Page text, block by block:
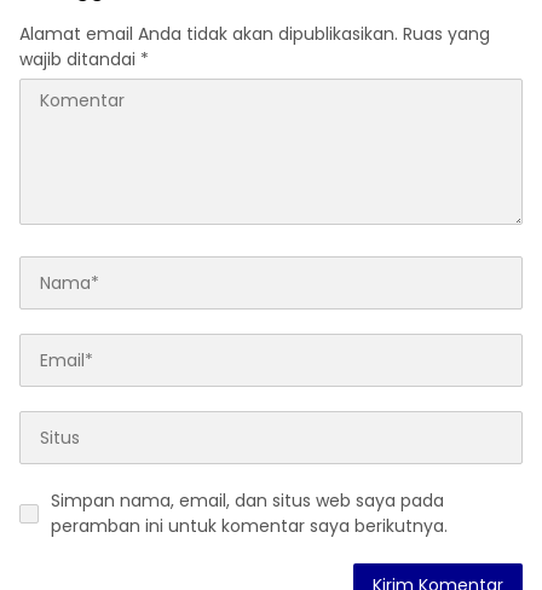
Alamat email Anda tidak akan dipublikasikan. Ruas yang
wajib ditandai *
Simpan nama, email, dan situs web saya pada
peramban ini untuk komentar saya berikutnya.